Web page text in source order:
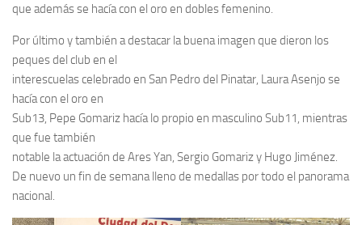
que además se hacía con el oro en dobles femenino.
Por último y también a destacar la buena imagen que dieron los
peques del club en el
interescuelas celebrado en San Pedro del Pinatar, Laura Asenjo se
hacía con el oro en
Sub13, Pepe Gomariz hacía lo propio en masculino Sub11, mientras
que fue también
notable la actuación de Ares Yan, Sergio Gomariz y Hugo Jiménez.
De nuevo un fin de semana lleno de medallas por todo el panorama
nacional.